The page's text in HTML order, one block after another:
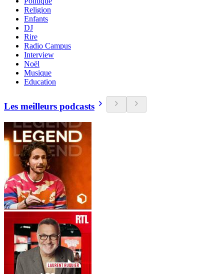
Religion
Enfants
DJ
Rire
Radio Campus
Interview
Noël
Musique
Education
Les meilleurs podcasts